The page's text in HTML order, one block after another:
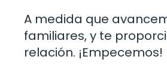
A medida que
familiares, y te
relación. ¡Empecemos!